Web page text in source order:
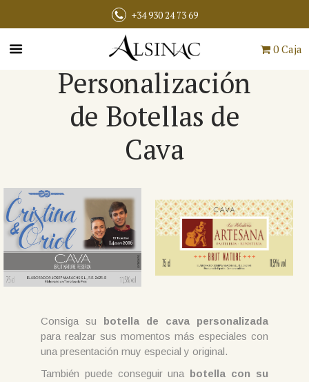
+34 930 24 73 69
0 Caja
Personalización
de Botellas de
Cava
Consiga su botella de cava personalizada
para realzar sus momentos más especiales con
una presentación muy especial y original.
También puede conseguir una botella con su